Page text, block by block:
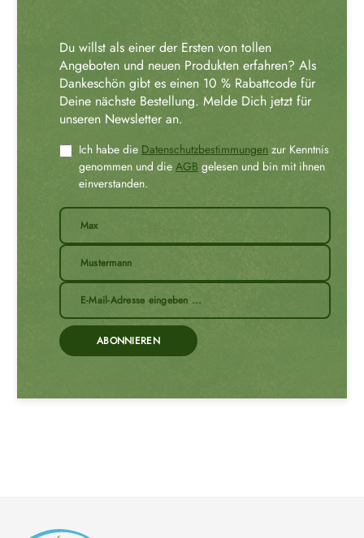
Du willst als einer der Ersten von tollen
Angeboten und neuen Produkten erfahren? Als
Dankeschön gibt es einen 10 % Rabattcode für
Deine nächste Bestellung. Melde Dich jetzt für
unseren Newsletter an.
Ich habe die Datenschutzbestimmungen zur Kenntnis
genommen und die AGB gelesen und bin mit ihnen
einverstanden.
ABONNIEREN